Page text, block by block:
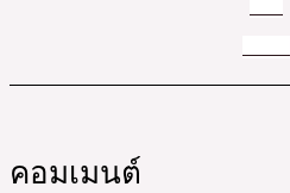
คอมเมนต์